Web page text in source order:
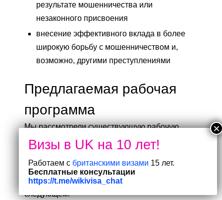
результате мошенничества или
незаконного присвоения
внесение эффективного вклада в более
широкую борьбу с мошенничеством и,
возможно, другими преступлениями
Предлагаемая рабочая
программа
Мы рассмотрели существующую рабочую
программуNFI , чтобы рассмотреть наборы
организаций, которые должны предоставлять
данные. Наши предложения заключаются в
следующем:
Работаем с британскими визами 15 лет.
Бесплатные консультации
https://t.me/wikivisa_chat